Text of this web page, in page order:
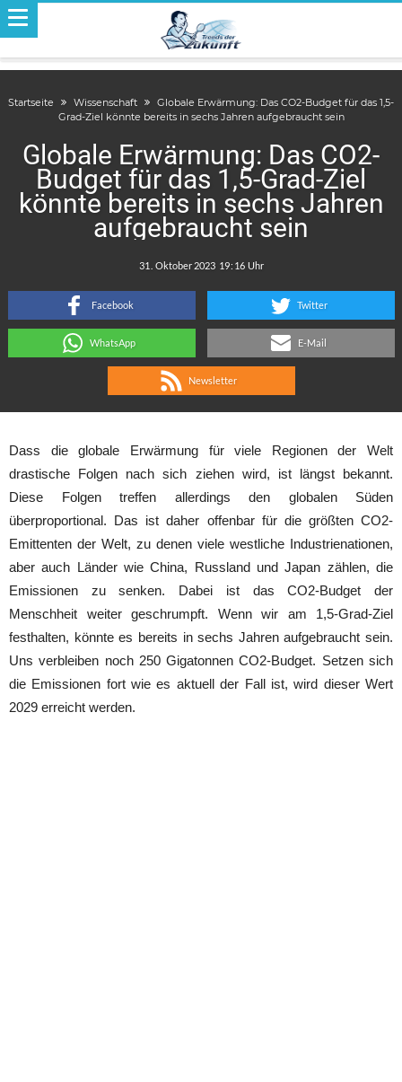
Startseite Wissenschaft
Globale Erwärmung: Das CO2-Budget für das 1,5-
Grad-Ziel könnte bereits in sechs Jahren aufgebraucht sein
Globale Erwärmung: Das CO2-
Budget für das 1,5-Grad-Ziel
könnte bereits in sechs Jahren
aufgebraucht sein
:
Facebook Twitter
WhatsApp E-Mail
Newsletter
Dass die globale Erwärmung für viele Regionen der Welt
drastische Folgen nach sich ziehen wird, ist längst bekannt.
Diese Folgen treffen allerdings den globalen Süden
überproportional. Das ist daher offenbar für die größten CO2-
Emittenten der Welt, zu denen viele westliche Industrienationen,
aber auch Länder wie China, Russland und Japan zählen, die
Emissionen zu senken. Dabei ist das CO2-Budget der
Menschheit weiter geschrumpft. Wenn wir am 1,5-Grad-Ziel
festhalten, könnte es bereits in sechs Jahren aufgebraucht sein.
Uns verbleiben noch 250 Gigatonnen CO2-Budget. Setzen sich
die Emissionen fort wie es aktuell der Fall ist, wird dieser Wert
2029 erreicht werden.